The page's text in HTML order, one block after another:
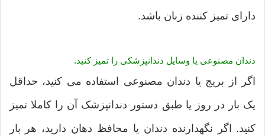
دارای تمیز کننده زبان باشد.
دندان مصنوعی یا وسایل دندانپزشکی را تمیز کنید.
اگر از بریج یا دندان مصنوعی استفاده می کنید، حداقل
یک بار در روز یا طبق دستور دندانپزشک آن را کاملا تمیز
کنید. اگر نگهدارنده دندان یا محافظ دهان دارید، هر بار